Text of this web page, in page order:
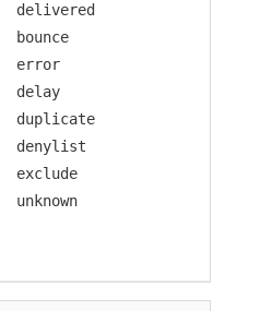
delivered
bounce
error
delay
duplicate
denylist
exclude
unknown